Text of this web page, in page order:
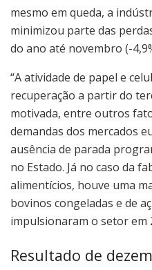
mesmo em queda, a
minimizou parte das
do ano até novembro (-
“A atividade de papel e
recuperação a partir do
motivada, entre outros
demandas dos mercados
ausência de parada
no Estado. Já no caso da
alimentícios, houve uma
bovinos congeladas e de
impulsionaram o setor em
Resultado de